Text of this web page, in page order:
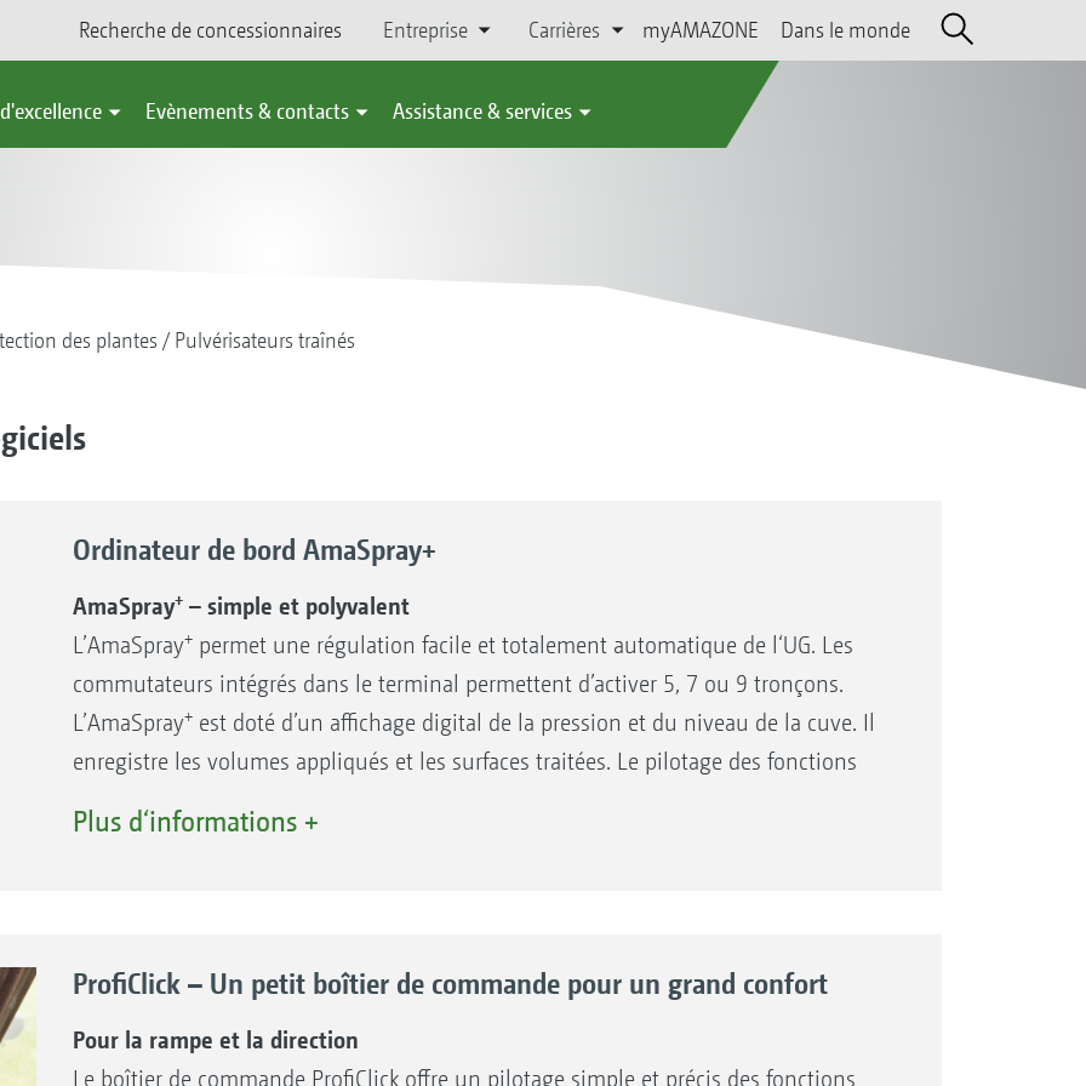
Recherche de concessionnaires Entreprise Carrières myAMAZONE Dans le monde
Evènements & contacts Assistance & services
des plantes Pulvérisateurs traînés
Ordinateur de bord AmaSpray+
AmaSpray+– simple et polyvalent
L’AmaSpray+permet une régulation facile et totalement automatique de l‘UG. Les
commutateurs intégrés dans le terminal permettent d’activer 5, 7 ou 9 tronçons.
L’AmaSpray+est doté d’un affichage digital de la pression et du niveau de la cuve. Il
enregistre les volumes appliqués et les surfaces traitées. Le pilotage des fonctions
verrouillage de rampe sont également affichés sur l’AmaSpray+. En option,
documentation automatique (ASD) et la modulation intra-parcellaire.
Vos avantages :
Plus d‘informations +
ProfiClick – Un petit boîtier de commande pour un grand confort
Pour la rampe et la direction
Le boîtier de commande ProfiClick offre un pilotage simple et précis des fonctions